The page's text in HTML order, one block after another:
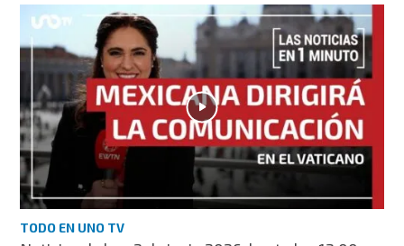
TODO EN UNO TV